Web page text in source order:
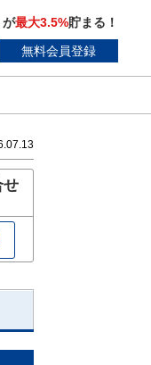
が最大3.5%貯まる！
無料会員登録
せ